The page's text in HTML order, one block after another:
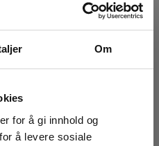
Om
for å gi innhold og
å levere sosiale